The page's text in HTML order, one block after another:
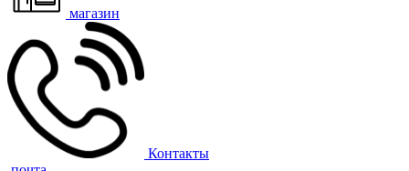
магазин
Контакты